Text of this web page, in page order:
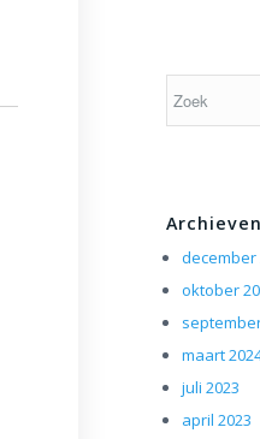
Archieven
december
oktober
maart
juli 2023
april 2023